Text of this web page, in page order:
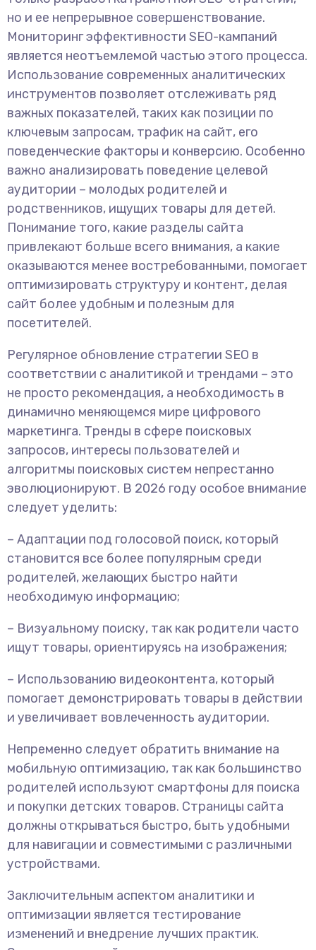
но и ее непрерывное совершенствование.
Мониторинг эффективности SEO-кампаний
является неотъемлемой частью этого процесса.
Использование современных аналитических
инструментов позволяет отслеживать ряд
важных показателей, таких как позиции по
ключевым запросам, трафик на сайт, его
поведенческие факторы и конверсию. Особенно
важно анализировать поведение целевой
аудитории – молодых родителей и
родственников, ищущих товары для детей.
Понимание того, какие разделы сайта
привлекают больше всего внимания, а какие
оказываются менее востребованными, помогает
оптимизировать структуру и контент, делая
сайт более удобным и полезным для
посетителей.
Регулярное обновление стратегии SEO в
соответствии с аналитикой и трендами – это
не просто рекомендация, а необходимость в
динамично меняющемся мире цифрового
маркетинга. Тренды в сфере поисковых
запросов, интересы пользователей и
алгоритмы поисковых систем непрестанно
эволюционируют. В 2026 году особое внимание
следует уделить:
– Адаптации под голосовой поиск, который
становится все более популярным среди
родителей, желающих быстро найти
необходимую информацию;
– Визуальному поиску, так как родители часто
ищут товары, ориентируясь на изображения;
– Использованию видеоконтента, который
помогает демонстрировать товары в действии
и увеличивает вовлеченность аудитории.
Непременно следует обратить внимание на
мобильную оптимизацию, так как большинство
родителей используют смартфоны для поиска
и покупки детских товаров. Страницы сайта
должны открываться быстро, быть удобными
для навигации и совместимыми с различными
устройствами.
Заключительным аспектом аналитики и
оптимизации является тестирование
изменений и внедрение лучших практик.